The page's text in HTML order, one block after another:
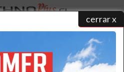
cerrar x